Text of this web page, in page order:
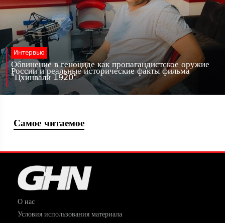
Интервью
Обвинение в геноциде как пропагандистское оружие
России и реальные исторические факты фильма
"Цхинвали 1920"
Самое читаемое
О нас
Условия использования материала